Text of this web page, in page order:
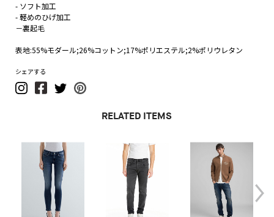
- ソフト加工
- 軽めのひげ加工
－裏起毛
表地:55%モダール;26%コットン;17%ポリエステル;2%ポリウレタン
シェアする
RELATED ITEMS